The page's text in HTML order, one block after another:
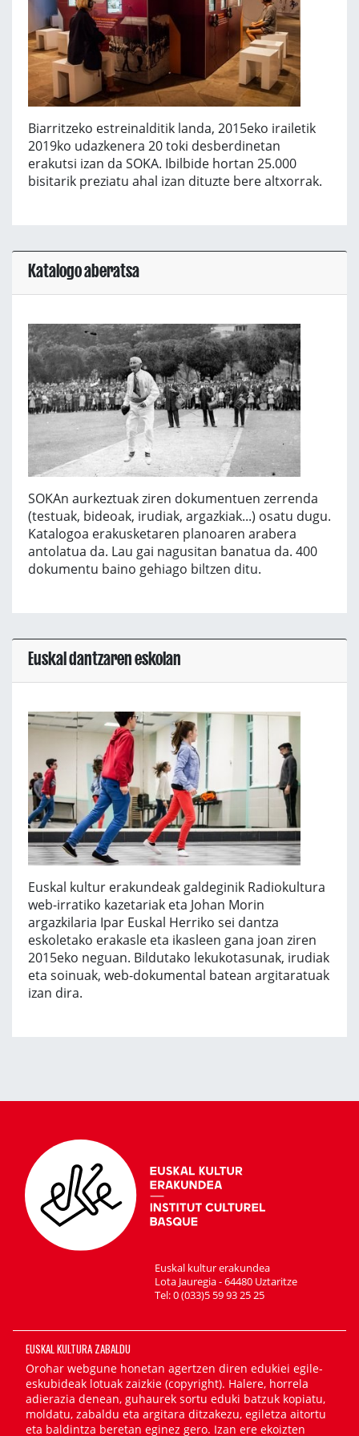
Biarritzeko estreinalditik landa, 2015eko irailetik
2019ko udazkenera 20 toki desberdinetan
erakutsi izan da SOKA. Ibilbide hortan 25.000
bisitarik preziatu ahal izan dituzte bere altxorrak.
Katalogo aberatsa
SOKAn aurkeztuak ziren dokumentuen zerrenda
(testuak, bideoak, irudiak, argazkiak...) osatu dugu.
Katalogoa erakusketaren planoaren arabera
antolatua da. Lau gai nagusitan banatua da. 400
dokumentu baino gehiago biltzen ditu.
Euskal dantzaren eskolan
Euskal kultur erakundeak galdeginik Radiokultura
web-irratiko kazetariak eta Johan Morin
argazkilaria Ipar Euskal Herriko sei dantza
eskoletako erakasle eta ikasleen gana joan ziren
2015eko neguan. Bildutako lekukotasunak, irudiak
eta soinuak, web-dokumental batean argitaratuak
izan dira.
Euskal kultur erakundea
Lota Jauregia - 64480 Uztaritze
Tel: 0 (033)5 59 93 25 25
EUSKAL KULTURA ZABALDU
Orohar webgune honetan agertzen diren edukiei egile-
eskubideak lotuak zaizkie (copyright). Halere, horrela
adierazia denean, guhaurek sortu eduki batzuk kopiatu,
moldatu, zabaldu eta argitara ditzakezu, egiletza aitortu
eta baldintza beretan eginez gero. Izan ere ekoizten